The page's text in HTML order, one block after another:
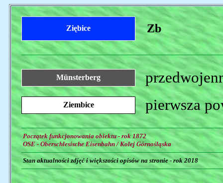
Ziębice Zb
Münsterberg
Ziembice pierwsza
Początek funkcjonowania obiektu - rok 1872
OSE - Oberschlesische Eisenbahn / Kolej Górnośląska
Stan aktualności zdjęć i większości opisów na stronie - rok 2018